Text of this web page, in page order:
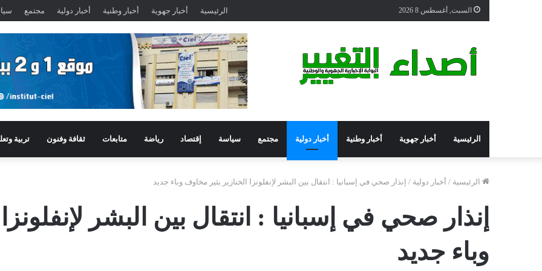
السبت, أغسطس 8 2026 الرئيسية أخبار جهوية أخبار وطنية أخبار دولية مجتمع
الرئيسية أخبار جهوية أخبار وطنية أخبار دولية مجتمع سياسة إقتصاد رياضة متابعات ثقافة وفنون تربية
الرئيسية / أخبار دولية / إنذار صحي في إسبانيا : انتقال بين البشر لإنفلونزا الخنازير يثير مخاوف وباء جديد
إنذار صحي في إسبانيا : انتقال بين البشر
وباء جديد